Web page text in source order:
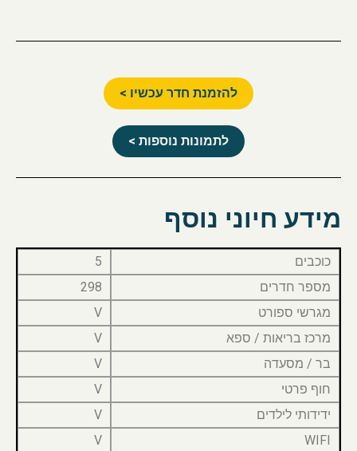
להזמנת חדר עכשיו >
לתמונות נוספות >
מידע חיוני נוסף
כוכבים
5
מספר חדרים
298
מגרשי ספורט
V
מרכז בריאות / ספא
V
בר / מסעדה
V
חוף פרטי
V
ידידותי לילדים
V
WIFI
V